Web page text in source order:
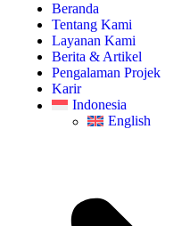
Beranda
Tentang Kami
Layanan Kami
Berita & Artikel
Pengalaman Projek
Karir
Indonesia
English